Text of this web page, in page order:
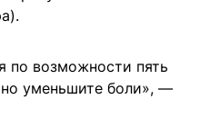
по возможности пять
уменьшите боли», —